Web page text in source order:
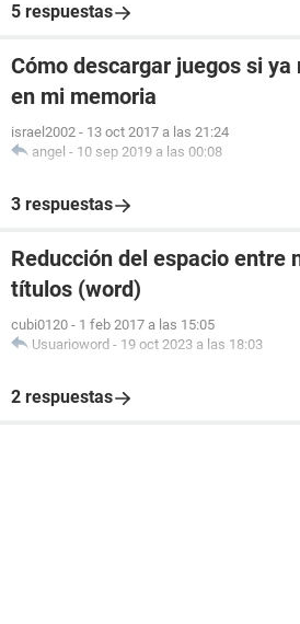
5 respuestas
Cómo descargar juegos si
en mi memoria
israel2002 - 13 oct 2017 a las 21:24
angel - 10 sep 2019 a las 00:08
3 respuestas
Reducción del espacio entre
títulos (word)
cubi0120 - 1 feb 2017 a las 15:05
Usuarioword - 19 oct 2023 a las 18:03
2 respuestas